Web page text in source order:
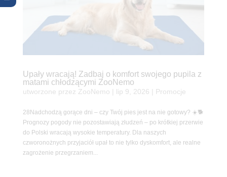
Upały wracają! Zadbaj o komfort swojego pupila z
matami chłodzącymi ZooNemo
utworzone przez ZooNemo lip 9, 2026 Promocje
28Nadchodzą gorące dni – czy Twój pies jest na nie gotowy? ☀️🐕
Prognozy pogody nie pozostawiają złudzeń – po krótkiej przerwie
do Polski wracają wysokie temperatury. Dla naszych
czworonożnych przyjaciół upał to nie tylko dyskomfort, ale realne
zagrożenie przegrzaniem...